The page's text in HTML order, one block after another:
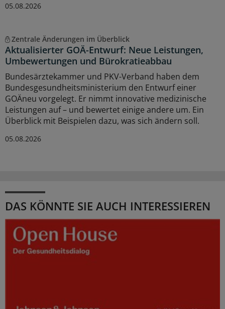
05.08.2026
Zentrale Änderungen im Überblick
Aktualisierter GOÄ-Entwurf: Neue Leistungen,
Umbewertungen und Bürokratieabbau
Bundesärztekammer und PKV-Verband haben dem
Bundesgesundheitsministerium den Entwurf einer
GOÄneu vorgelegt. Er nimmt innovative medizinische
Leistungen auf – und bewertet einige andere um. Ein
Überblick mit Beispielen dazu, was sich ändern soll.
05.08.2026
DAS KÖNNTE SIE AUCH INTERESSIEREN